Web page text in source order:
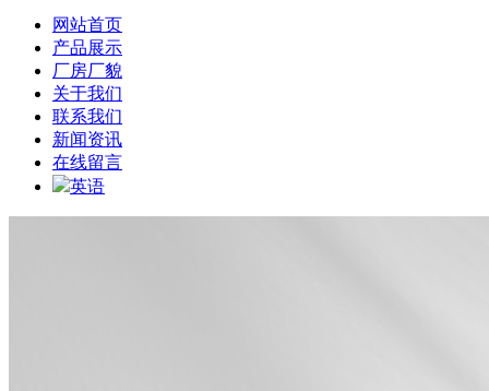
网站首页
产品展示
厂房厂貌
关于我们
联系我们
新闻资讯
在线留言
英语